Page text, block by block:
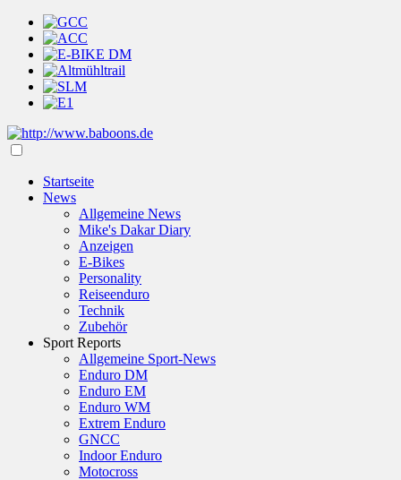
Startseite
News
Allgemeine News
Mike's Dakar Diary
Anzeigen
E-Bikes
Personality
Reiseenduro
Technik
Zubehör
Sport Reports
Allgemeine Sport-News
Enduro DM
Enduro EM
Enduro WM
Extrem Enduro
GNCC
Indoor Enduro
Motocross